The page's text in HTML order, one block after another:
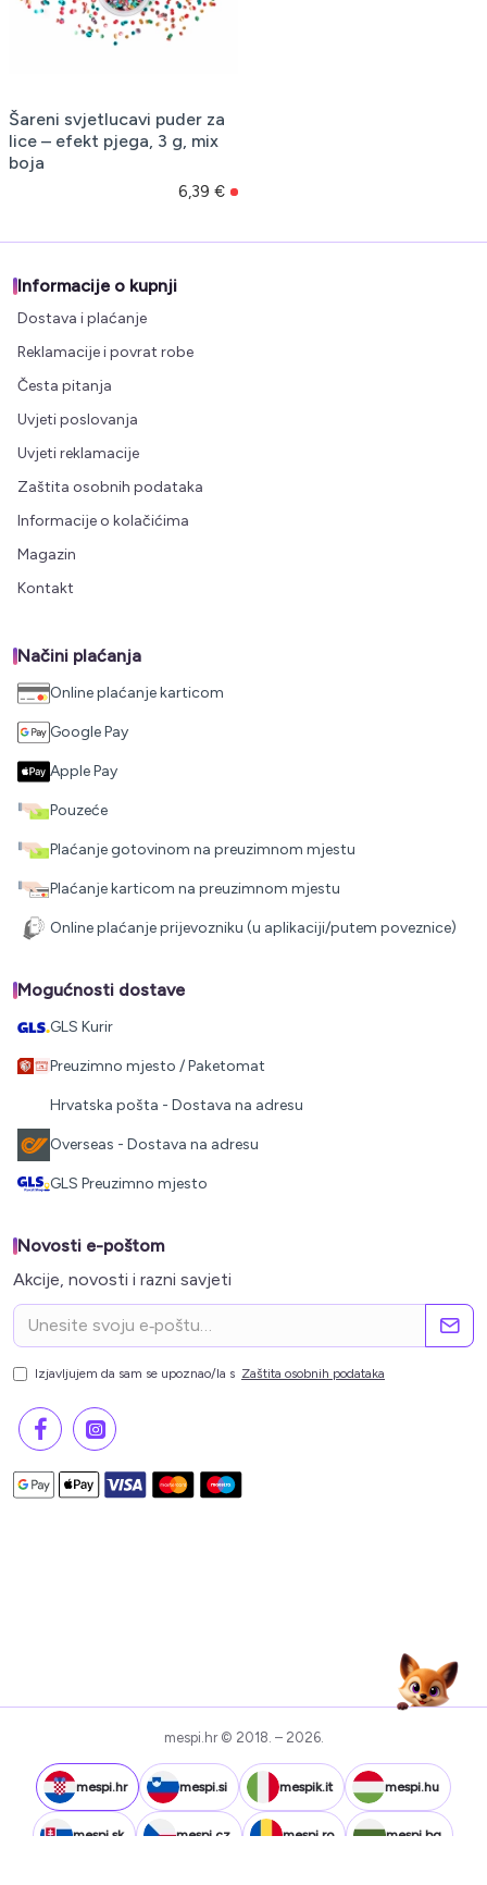
Šareni svjetlucavi puder za
lice – efekt pjega, 3 g, mix
boja
6,39 €
Informacije o kupnji
Dostava i plaćanje
Reklamacije i povrat robe
Česta pitanja
Uvjeti poslovanja
Uvjeti reklamacije
Zaštita osobnih podataka
Informacije o kolačićima
Magazin
Kontakt
Načini plaćanja
Online plaćanje karticom
Google Pay
Apple Pay
Pouzeće
Plaćanje gotovinom na preuzimnom mjestu
Plaćanje karticom na preuzimnom mjestu
Online plaćanje prijevozniku (u aplikaciji/putem poveznice)
Mogućnosti dostave
GLS Kurir
Preuzimno mjesto / Paketomat
Hrvatska pošta - Dostava na adresu
Overseas - Dostava na adresu
GLS Preuzimno mjesto
Novosti e-poštom
Akcije, novosti i razni savjeti
Izjavljujem da sam se upoznao/la s Zaštita osobnih podataka
mespi.hr © 2018. – 2026.
mespi.hr mespi.si mespik.it mespi.hu
mespi.sk mespi.cz mespi.ro mespi.bg